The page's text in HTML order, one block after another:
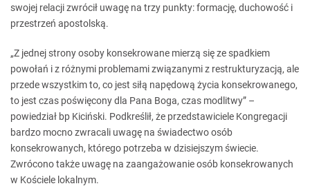
swojej relacji zwrócił uwagę na trzy punkty: formację, duchowość i
przestrzeń apostolską.
„Z jednej strony osoby konsekrowane mierzą się ze spadkiem
powołań i z różnymi problemami związanymi z restrukturyzacją, ale
przede wszystkim to, co jest siłą napędową życia konsekrowanego,
to jest czas poświęcony dla Pana Boga, czas modlitwy” –
powiedział bp Kiciński. Podkreślił, że przedstawiciele Kongregacji
bardzo mocno zwracali uwagę na świadectwo osób
konsekrowanych, którego potrzeba w dzisiejszym świecie.
Zwrócono także uwagę na zaangażowanie osób konsekrowanych
w Kościele lokalnym.